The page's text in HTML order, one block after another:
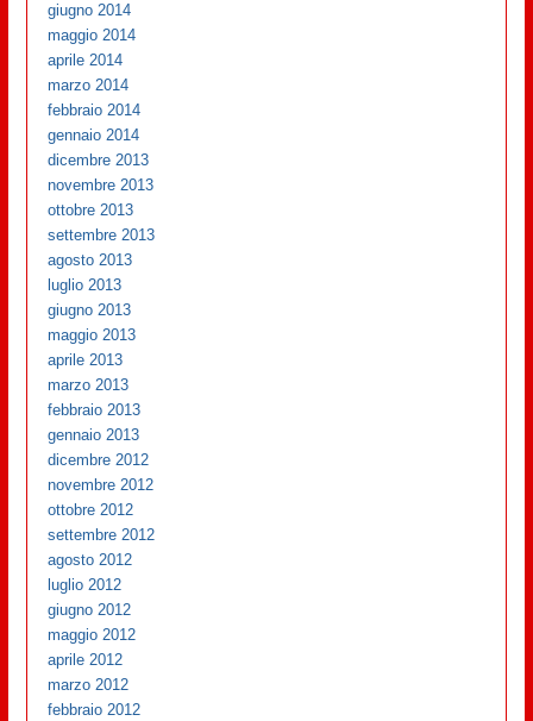
giugno 2014
maggio 2014
aprile 2014
marzo 2014
febbraio 2014
gennaio 2014
dicembre 2013
novembre 2013
ottobre 2013
settembre 2013
agosto 2013
luglio 2013
giugno 2013
maggio 2013
aprile 2013
marzo 2013
febbraio 2013
gennaio 2013
dicembre 2012
novembre 2012
ottobre 2012
settembre 2012
agosto 2012
luglio 2012
giugno 2012
maggio 2012
aprile 2012
marzo 2012
febbraio 2012